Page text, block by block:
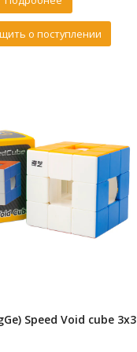
о поступлении
Speed Void cube 3x3